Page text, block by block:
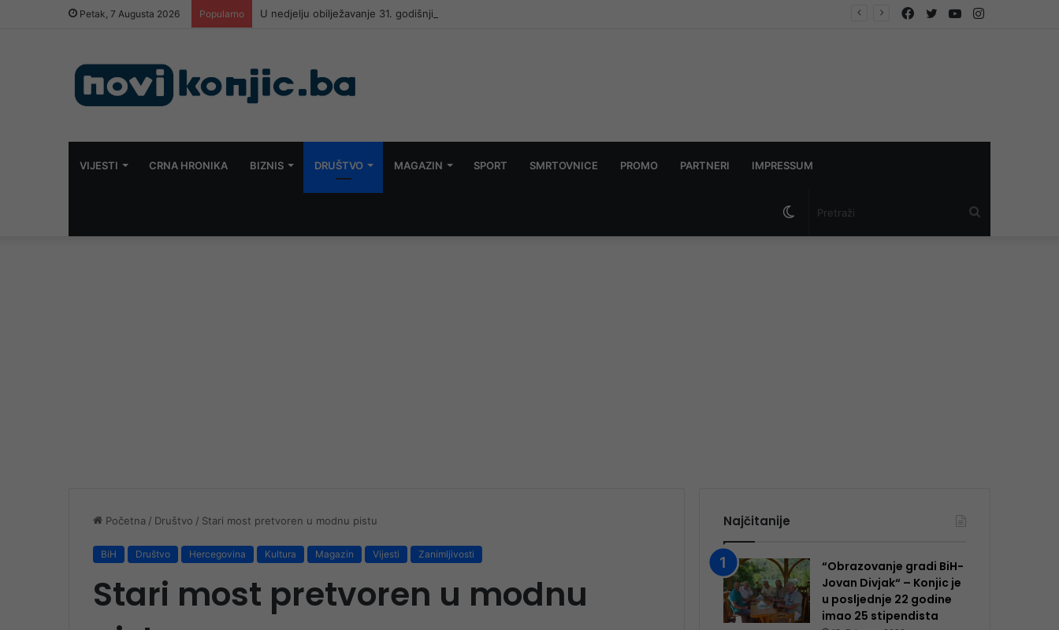
Petak, 7 Augusta 2026 Popularno U nedjelju obilježavanje 31. godišnjice pogibije pet “Zlatnih ljiljana” u Mostaru Instagram
YouTube
Twitter
Facebook
VIJESTI CRNA HRONIKA BIZNIS DRUŠTVO MAGAZIN SPORT SMRTOVNICE PROMO PARTNERI IMPRESSUM
Switch
Početna / Društvo / Stari most pretvoren u modnu pistu
BiH Društvo Hercegovina Kultura Magazin Vijesti Zanimljivosti
Stari most pretvoren u modnu
Najčitanije
“Obrazovanje gradi BiH-
Jovan Divjak“ – Konjic je
u posljednje 22 godine
imao 25 ​​stipendista